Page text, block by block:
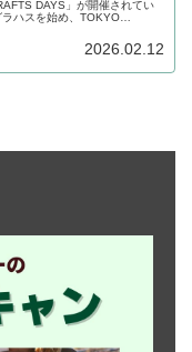
DAYS」が開催されてい
ハスを始め、TOKYO
ます。詳細をレビューしま
2026.02.12